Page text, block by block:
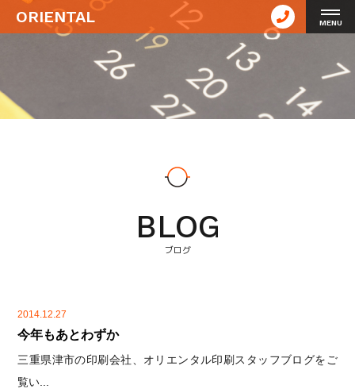
ORIENTAL MENU
BLOG
ブログ
2014.12.27
今年もあとわずか
三重県津市の印刷会社、オリエンタル印刷スタッフブログをご
覧い...